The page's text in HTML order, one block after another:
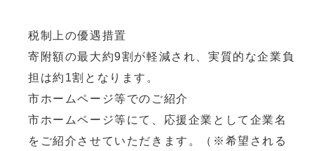
税制上の優遇措置
寄附額の最大約9割が軽減され、実質的な企業負
担は約1割となります。
市ホームページ等でのご紹介
市ホームページ等にて、応援企業として企業名
をご紹介させていただきます。（※希望される